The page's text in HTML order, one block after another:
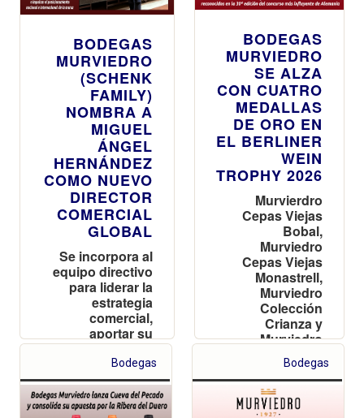
BODEGAS
MURVIEDRO
(SCHENK
FAMILY)
NOMBRA A
MIGUEL
ÁNGEL
HERNÁNDEZ
COMO NUEVO
DIRECTOR
COMERCIAL
GLOBAL
Se incorpora al
equipo directivo
para liderar la
estrategia
comercial,
aportar su
visión
estratégica e
impulsar el
posicionamiento
nacional e
BODEGAS
MURVIEDRO
SE ALZA
CON CUATRO
MEDALLAS
DE ORO EN
EL BERLINER
WEIN
TROPHY 2026
Murvierdro
Cepas Viejas
Bobal,
Murviedro
Cepas Viejas
Monastrell,
Murviedro
Colección
Crianza y
Murviedro
Colección
Reserva han
sido
reconocidos en
Bodegas Bodegas